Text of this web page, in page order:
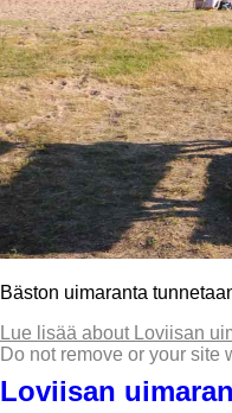
Bäston uimaranta
Lue lisää about Loviisan
Do not remove or your site
Loviisan